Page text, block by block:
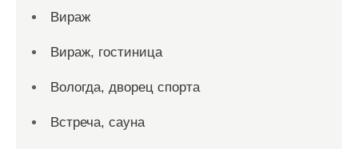
Вираж
Вираж, гостиница
Вологда, дворец спорта
Встреча, сауна